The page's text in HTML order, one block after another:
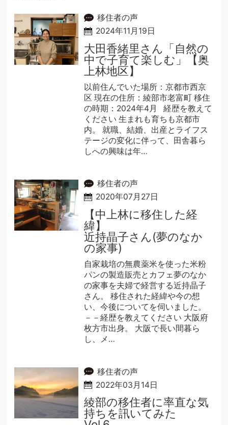
移住者の声
2024年11月19日
大田香緒里さん「自然の
中で子育て楽しむ」【奥
上林地区】
以前住んでいた場所：京都市西京
区 現在の住所：綾部市老富町 移住
の時期：2024年4月 経歴を教えて
ください 生まれも育ちも京都市
内。 就職、結婚、出産とライフス
テージの変化に伴って、田舎暮ら
しへの興味は年…
移住者の声
2020年07月27日
【中上林に移住した経
緯】
近持晶子さん(夢のなか
の家事)
自家栽培の無農薬米を使った米粉
パンの製造販売とカフェ夢のなか
の家事を夫婦で経営する近持晶子
さん。 移住された経緯や今の想
い、今後についてを伺いました。
－－経歴を教えてください 大阪府
枚方市出身。 大阪で長い間暮ら
し、メ…
移住者の声
2022年03月14日
綾部の移住者に率直な気
持ちを訊いてみた